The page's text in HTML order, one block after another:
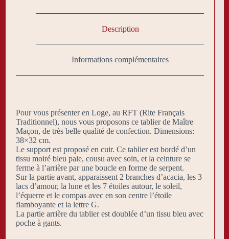
Description
Informations complémentaires
Pour vous présenter en Loge, au RFT (Rite Français
Traditionnel), nous vous proposons ce tablier de Maître
Maçon, de très belle qualité de confection. Dimensions:
38×32 cm.
Le support est proposé en cuir. Ce tablier est bordé d’un
tissu moiré bleu pale, cousu avec soin, et la ceinture se
ferme à l’arrière par une boucle en forme de serpent.
Sur la partie avant, apparaissent 2 branches d’acacia, les 3
lacs d’amour, la lune et les 7 étoiles autour, le soleil,
l’équerre et le compas avec en son centre l’étoile
flamboyante et la lettre G.
La partie arrière du tablier est doublée d’un tissu bleu avec
poche à gants.